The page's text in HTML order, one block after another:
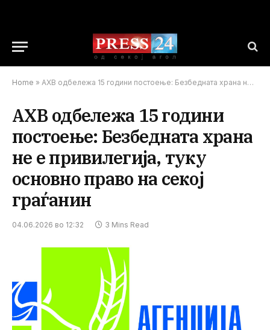
Home » АХВ одбележа 15 години постоење: Безбедната храна не е привилегија, туку основно право на секој граѓанин
АХВ одбележа 15 години
постоење: Безбедната храна
не е привилегија, туку
основно право на секој
граѓанин
04.06.2026 во 12:32 3 Mins Read